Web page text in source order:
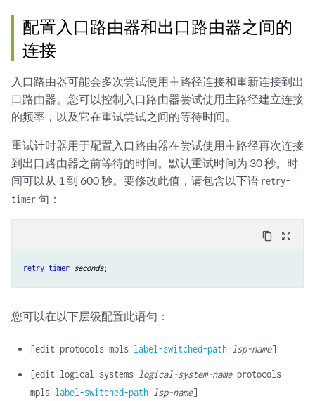
配置入口路由器和出口路由器之间的
连接
入口路由器可能会多次尝试使用主路径连接和重新连接到出
口路由器。您可以控制入口路由器尝试使用主路径建立连接
的频率，以及它在重试尝试之间的等待时间。
重试计时器用于配置入口路由器在尝试使用主路径再次连接
到出口路由器之前等待的时间。默认重试时间为 30 秒。时
间可以从 1 到 600 秒。要修改此值，请包含以下语 retry-
timer句：
content_copy zoom_out_map
retry-timer seconds
您可以在以下层级配置此语句：
[edit protocols mpls label-switched-path lsp-name]
[edit logical-systems logical-system-nameprotocols
mpls label-switched-path lsp-name]